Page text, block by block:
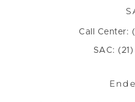
Call Center:
SAC: